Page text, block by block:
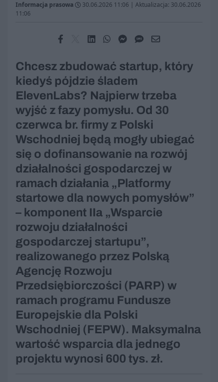
Informacja prasowa 30.06.2026 11:06 | Aktualizacja: 30.06.2026
11:06
Chcesz zbudować startup, który
kiedyś pójdzie śladem
ElevenLabs? Najpierw trzeba
wyjść z fazy pomysłu. Od 30
czerwca br. firmy z Polski
Wschodniej będą mogły ubiegać
się o dofinansowanie na rozwój
działalności gospodarczej w
ramach działania „Platformy
startowe dla nowych pomysłów”
– komponent IIa „Wsparcie
rozwoju działalności
gospodarczej startupu”,
realizowanego przez Polską
Agencję Rozwoju
Przedsiębiorczości (PARP) w
ramach programu Fundusze
Europejskie dla Polski
Wschodniej (FEPW). Maksymalna
wartość wsparcia dla jednego
projektu wynosi 600 tys. zł.